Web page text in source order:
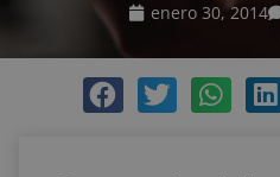
enero 30, 2014